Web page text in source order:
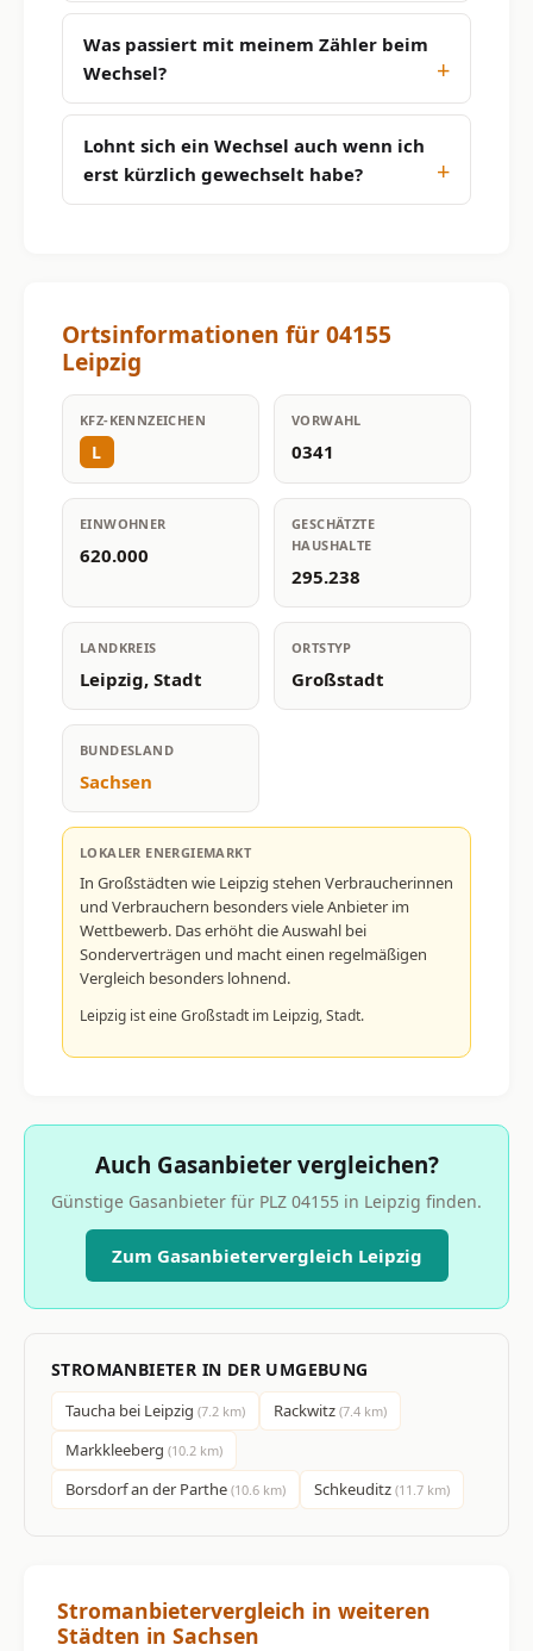
Was passiert mit meinem Zähler beim
Wechsel?
Lohnt sich ein Wechsel auch wenn ich
erst kürzlich gewechselt habe?
Ortsinformationen für 04155
Leipzig
KFZ-KENNZEICHEN
L
VORWAHL
0341
EINWOHNER
620.000
GESCHÄTZTE
HAUSHALTE
295.238
LANDKREIS
Leipzig, Stadt
ORTSTYP
Großstadt
BUNDESLAND
Sachsen
LOKALER ENERGIEMARKT
In Großstädten wie Leipzig stehen Verbraucherinnen
und Verbrauchern besonders viele Anbieter im
Wettbewerb. Das erhöht die Auswahl bei
Sonderverträgen und macht einen regelmäßigen
Vergleich besonders lohnend.
Leipzig ist eine Großstadt im Leipzig, Stadt.
Auch Gasanbieter vergleichen?
Günstige Gasanbieter für PLZ 04155 in Leipzig finden.
Zum Gasanbietervergleich Leipzig
STROMANBIETER IN DER UMGEBUNG
Taucha bei Leipzig (7.2 km) Rackwitz (7.4 km)
Markkleeberg (10.2 km)
Borsdorf an der Parthe (10.6 km) Schkeuditz (11.7 km)
Stromanbietervergleich in weiteren
Städten in Sachsen